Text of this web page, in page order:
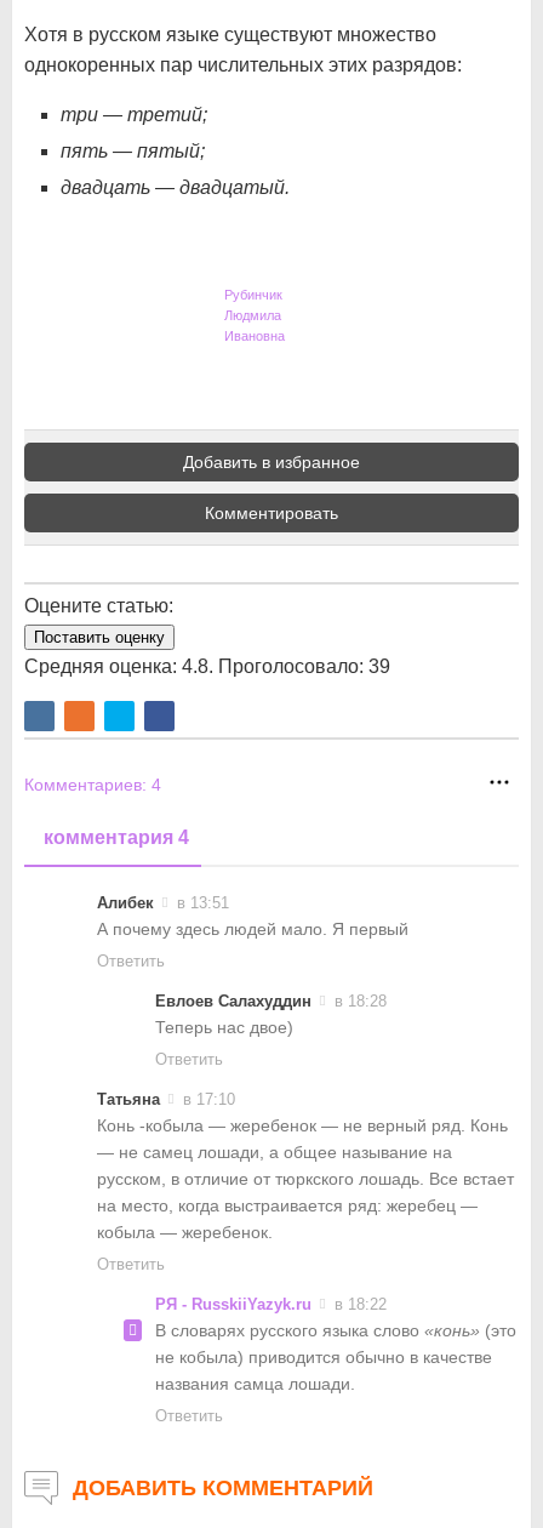
Хотя в русском языке существуют множество
однокоренных пар числительных этих разрядов:
три — третий;
пять — пятый;
двадцать — двадцатый.
Рубинчик
Людмила
Ивановна
Добавить в избранное
Комментировать
Оцените статью:
Поставить оценку
Средняя оценка: 4.8. Проголосовало: 39
Комментариев: 4
комментария 4
Алибек в 13:51
А почему здесь людей мало. Я первый
Ответить
Евлоев Салахуддин в 18:28
Теперь нас двое)
Ответить
Татьяна в 17:10
Конь -кобыла — жеребенок — не верный ряд. Конь
— не самец лошади, а общее называние на
русском, в отличие от тюркского лошадь. Все встает
на место, когда выстраивается ряд: жеребец —
кобыла — жеребенок.
Ответить
РЯ - RusskiiYazyk.ru в 18:22
В словарях русского языка слово «конь» (это
не кобыла) приводится обычно в качестве
названия самца лошади.
Ответить
ДОБАВИТЬ КОММЕНТАРИЙ